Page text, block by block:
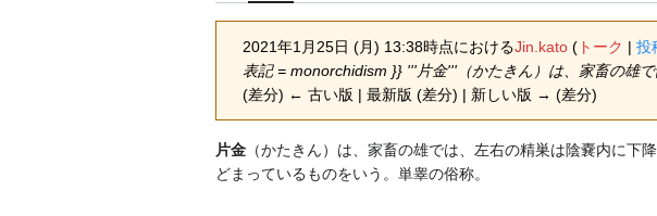
2021年1月25日 (月) 13:38時点におけるJin.kato ( トーク | 投
表記 = monorchidism }} '''片金'''（かたきん）は、家畜の雄
(差分) ← 古い版 | 最新版 (差分) | 新しい版 → (差分)
片金 （かたきん）は、家畜の雄では、左右の精巣は陰嚢内に下
どまっているものをいう。単睾の俗称。